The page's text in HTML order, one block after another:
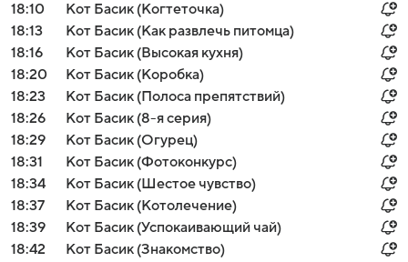
18:10
Кот Басик (Когтеточка)
18:13
Кот Басик (Как развлечь питомца)
18:16
Кот Басик (Высокая кухня)
18:20
Кот Басик (Коробка)
18:23
Кот Басик (Полоса препятствий)
18:26
Кот Басик (8-я серия)
18:29
Кот Басик (Огурец)
18:31
Кот Басик (Фотоконкурс)
18:34
Кот Басик (Шестое чувство)
18:37
Кот Басик (Котолечение)
18:39
Кот Басик (Успокаивающий чай)
18:42
Кот Басик (Знакомство)